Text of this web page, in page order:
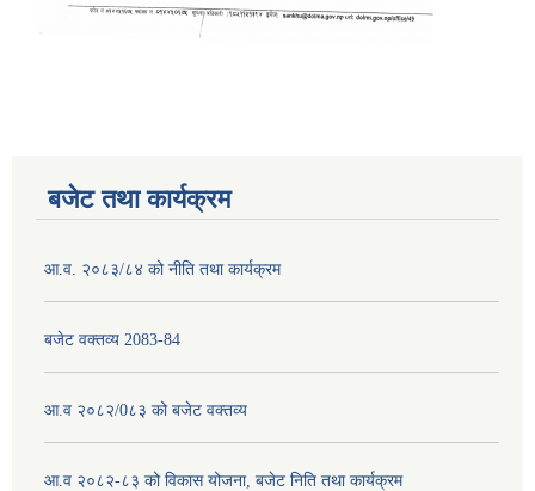
बजेट तथा कार्यक्रम
आ.व. २०८३/८४ को नीति तथा कार्यक्रम
बजेट वक्तव्य 2083-84
आ.व २०८२/0८३ को बजेट वक्तव्य
आ.व २०८२-८३ को विकास योजना, बजेट निति तथा कार्यक्रम